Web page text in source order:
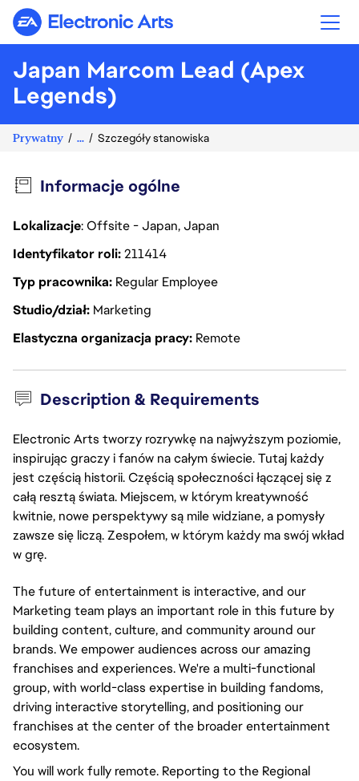
Electronic Arts
Japan Marcom Lead (Apex
Legends)
Prywatny ... Szczegóły stanowiska
Informacje ogólne
Lokalizacje: Offsite - Japan, Japan
Identyfikator roli211414
Typ pracownika Regular Employee
Studio/dział Marketing
Elastyczna organizacja pracy Remote
Description & Requirements
Electronic Arts tworzy rozrywkę na najwyższym poziomie,
inspirując graczy i fanów na całym świecie. Tutaj każdy
jest częścią historii. Częścią społeczności łączącej się z
całą resztą świata. Miejscem, w którym kreatywność
kwitnie, nowe perspektywy są mile widziane, a pomysły
zawsze się liczą. Zespołem, w którym każdy ma swój wkład
w grę.
The future of entertainment is interactive, and our
Marketing team plays an important role in this future by
building content, culture, and community around our
brands. We empower audiences across our amazing
franchises and experiences. We're a multi-functional
group, with world-class expertise in building fandoms,
driving interactive storytelling, and positioning our
franchises at the center of the broader entertainment
ecosystem.
You will work fully remote. Reporting to the Regional